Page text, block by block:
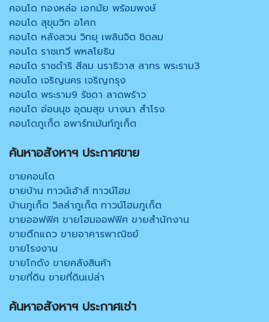
คอนโด ทองหล่อ เอกมัย พร้อมพงษ์
คอนโด สุขุมวิท อโศก
คอนโด หลังสวน วิทยุ เพลินจิต ชิดลม
คอนโด ราชเทวี พหลโยธิน
คอนโด ราชดำริ สีลม นราธิวาส สาทร พระราม3
คอนโด เจริญนคร เจริญกรุง
คอนโด พระราม9 รัชดา ลาดพร้าว
คอนโด อ่อนนุช อุดมสุข บางนา สำโรง
คอนโดภูเก็ต อพาร์ทเม้นท์ภูเก็ต
ค้นหาอสังหาฯ ประกาศขาย
ขายคอนโด
ขายบ้าน ทาวน์เฮ้าส์ ทาวน์โฮม
บ้านภูเก็ต วิลล่าภูเก็ต ทาวน์โฮมภูเก็ต
ขายออฟฟิศ ขายโฮมออฟฟิศ ขายสำนักงาน
ขายตึกแถว ขายอาคารพาณิชย์
ขายโรงงาน
ขายโกดัง ขายคลังสินค้า
ขายที่ดิน ขายที่ดินเปล่า
ค้นหาอสังหาฯ ประกาศเช่า